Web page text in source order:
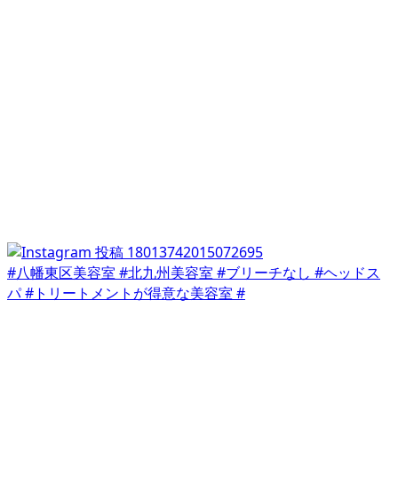
#八幡東区美容室 #北九州美容室 #ブリーチなし #ヘッドス
パ #トリートメントが得意な美容室 #